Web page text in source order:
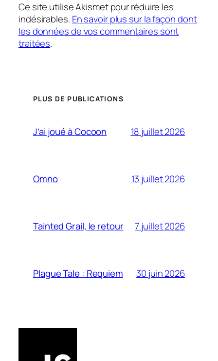
Ce site utilise Akismet pour réduire les
indésirables. En savoir plus sur la façon dont
les données de vos commentaires sont
traitées.
PLUS DE PUBLICATIONS
J’ai joué à Cocoon 18 juillet 2026
Omno 13 juillet 2026
Tainted Grail, le retour 7 juillet 2026
Plague Tale : Requiem 30 juin 2026